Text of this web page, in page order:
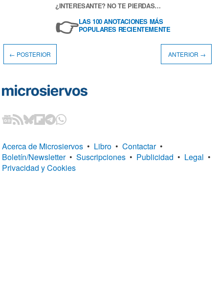
¿INTERESANTE? NO TE PIERDAS…
👉LAS 100 ANOTACIONES MÁS
POPULARES RECIENTEMENTE
← POSTERIOR ANTERIOR →
Acerca de Microsiervos • Libro • Contactar •
Boletín/Newsletter • Suscripciones • Publicidad • Legal •
Privacidad y Cookies